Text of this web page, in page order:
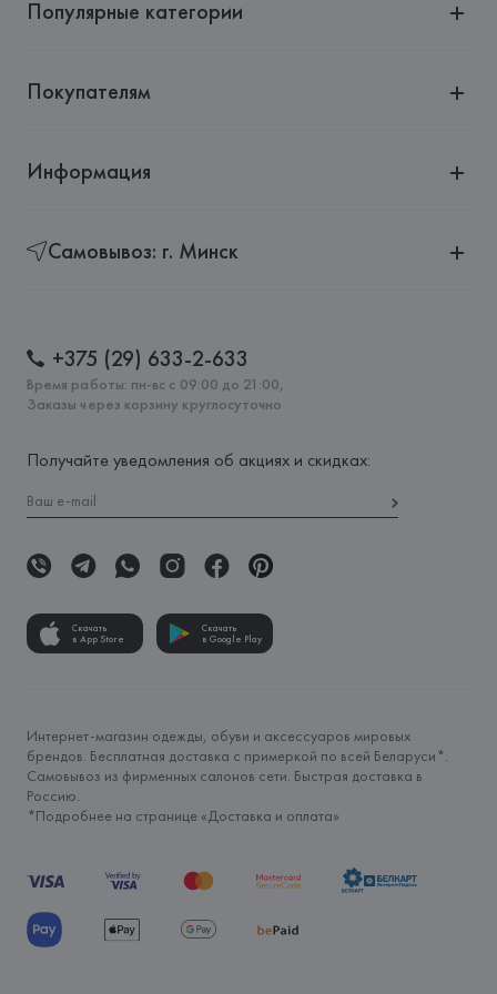
Популярные категории
Покупателям
Информация
Самовывоз: г. Минск
+375 (29) 633-2-633
Время работы: пн-вс с 09:00 до 21:00,
Заказы через корзину круглосуточно
Получайте уведомления об акциях и скидках:
Скачать
в App Store
Скачать
в Google Play
Интернет-магазин одежды, обуви и аксессуаров мировых
брендов. Бесплатная доставка с примеркой по всей Беларуси*.
Самовывоз из фирменных салонов сети. Быстрая доставка в
Россию.
*Подробнее на странице «Доставка и оплата»